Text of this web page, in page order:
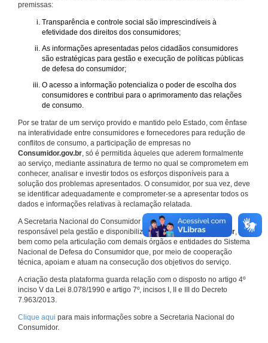
premissas:
Transparência e controle social são imprescindíveis à
efetividade dos direitos dos consumidores;
As informações apresentadas pelos cidadãos consumidores
são estratégicas para gestão e execução de políticas públicas
de defesa do consumidor;
O acesso a informação potencializa o poder de escolha dos
consumidores e contribui para o aprimoramento das relações
de consumo.
Por se tratar de um serviço provido e mantido pelo Estado, com ênfase
na interatividade entre consumidores e fornecedores para redução de
conflitos de consumo, a participação de empresas no
Consumidor.gov.br, só é permitida àqueles que aderem formalmente
ao serviço, mediante assinatura de termo no qual se comprometem em
conhecer, analisar e investir todos os esforços disponíveis para a
solução dos problemas apresentados. O consumidor, por sua vez, deve
se identificar adequadamente e comprometer-se a apresentar todos os
dados e informações relativas à reclamação relatada.
A Secretaria Nacional do Consumidor do Ministério da Justiça é a
responsável pela gestão e disponibilização doConsumidor.gov.br,
bem como pela articulação com demais órgãos e entidades do Sistema
Nacional de Defesa do Consumidor que, por meio de cooperação
técnica, apoiam e atuam na consecução dos objetivos do serviço.
A criação desta plataforma guarda relação com o disposto no artigo 4º
inciso V da Lei 8.078/1990 e artigo 7º, incisos I, II e III do Decreto
7.963/2013.
Clique aqui para mais informações sobre a Secretaria Nacional do
Consumidor.